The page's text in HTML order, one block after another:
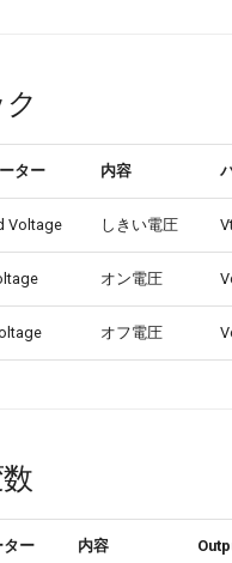
ター 内容
Voltage しきい電圧
オン電圧
オフ電圧
ター 内容